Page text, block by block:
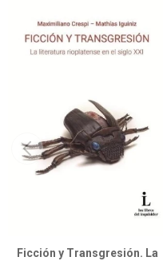
Ficción y Transgresión. La